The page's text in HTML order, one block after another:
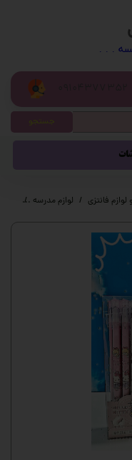
. . .
جستجو
فانتزی لوازم مدرسه